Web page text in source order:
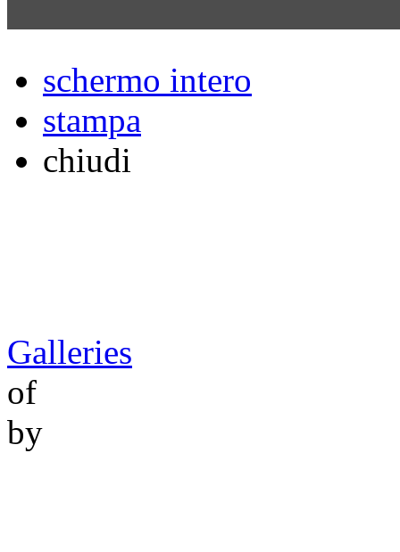
schermo intero
stampa
chiudi
Galleries
of
by